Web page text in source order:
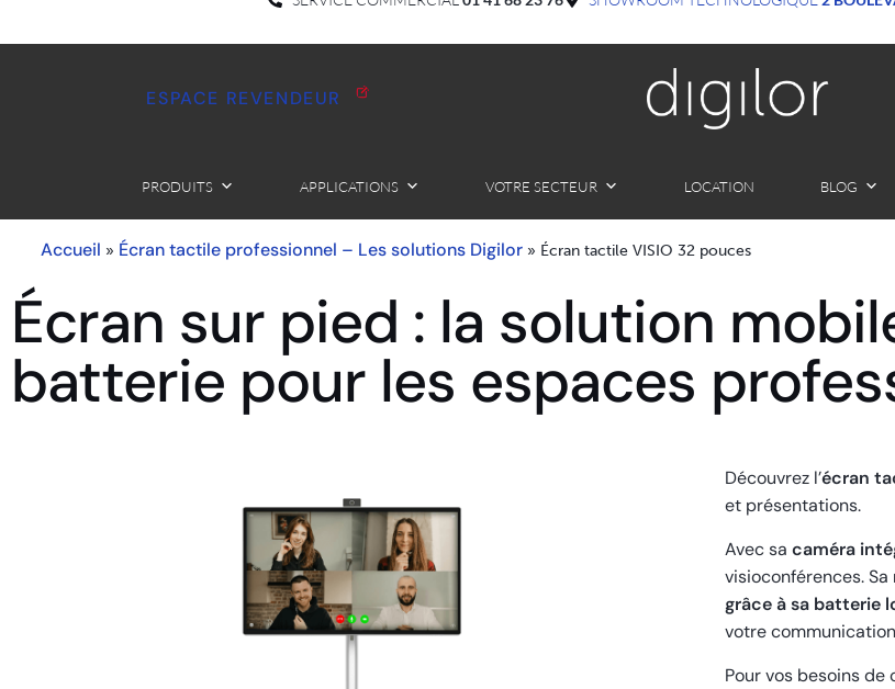
ESPACE REVENDEUR
PRODUITS APPLICATIONS VOTRE SECTEUR LOCATION BLOG
Accueil » Écran tactile professionnel – Les solutions Digilor » Écran tactile VISIO 32 pouces
Écran sur pied : la solution
batterie pour les espaces
Découvrez l’écran
et présentations.
Avec sa caméra
visioconférences. Sa
grâce à sa batterie
votre
Pour vos besoins